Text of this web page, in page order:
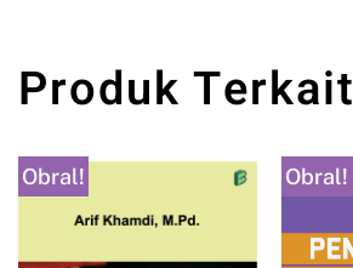
Produk Terkait
Obral! Obral!